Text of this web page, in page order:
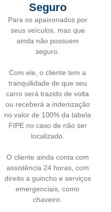
Seguro
Para os apaixonados por
seus veículos, mas que
ainda não possuem
seguro.
Com ele, o cliente tem a
tranquilidade de que seu
carro será trazido de volta
ou receberá a indenização
no valor de 100% da tabela
FIPE no caso de não ser
localizado.
O cliente ainda conta com
assistência 24 horas, com
direito a guincho e serviços
emergenciais, como
chaveiro.